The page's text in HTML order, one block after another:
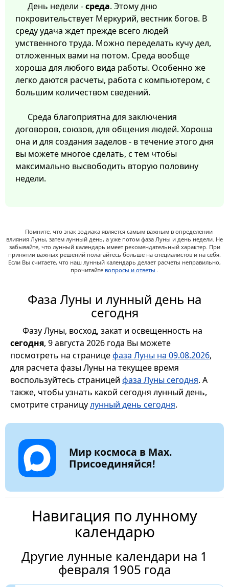
День недели -среда. Этому дню
покровительствует Меркурий, вестник богов. В
среду удача ждет прежде всего людей
умственного труда. Можно переделать кучу дел,
отложенных вами на потом. Среда вообще
хороша для любого вида работы. Особенно же
легко даются расчеты, работа с компьютером, с
большим количеством сведений.
Среда благоприятна для заключения
договоров, союзов, для общения людей. Хороша
она и для создания заделов - в течение этого дня
вы можете многое сделать, с тем чтобы
максимально высвободить вторую половину
недели.
Помните, что знак зодиака является самым важным в определении
влияния Луны, затем лунный день, а уже потом фаза Луны и день недели. Не
забывайте, что лунный календарь имеет рекомендательный характер. При
принятии важных решений полагайтесь больше на специалистов и на себя.
Если Вы считаете, что наш лунный календарь делает расчеты неправильно,
прочитайте вопросы и ответы .
Фаза Луны и лунный день на
сегодня
Фазу Луны, восход, закат и освещенность на
сегодня, 9 августа 2026 года Вы можете
посмотреть на страницефаза Луны на 09.08.2026,
для расчета фазы Луны на текущее время
воспользуйтесь страницей фаза Луны сегодня. А
также, чтобы узнать какой сегодня лунный день,
смотрите страницулунный день сегодня.
Мир космоса в Max.
Присоединяйся!
Навигация по лунному
календарю
Другие лунные календари на 1
февраля 1905 года